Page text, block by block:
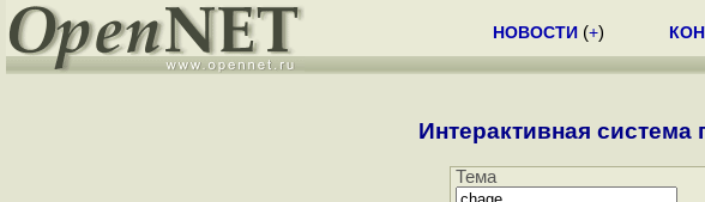
НОВОСТИ (+)
Интерактивная
Тема